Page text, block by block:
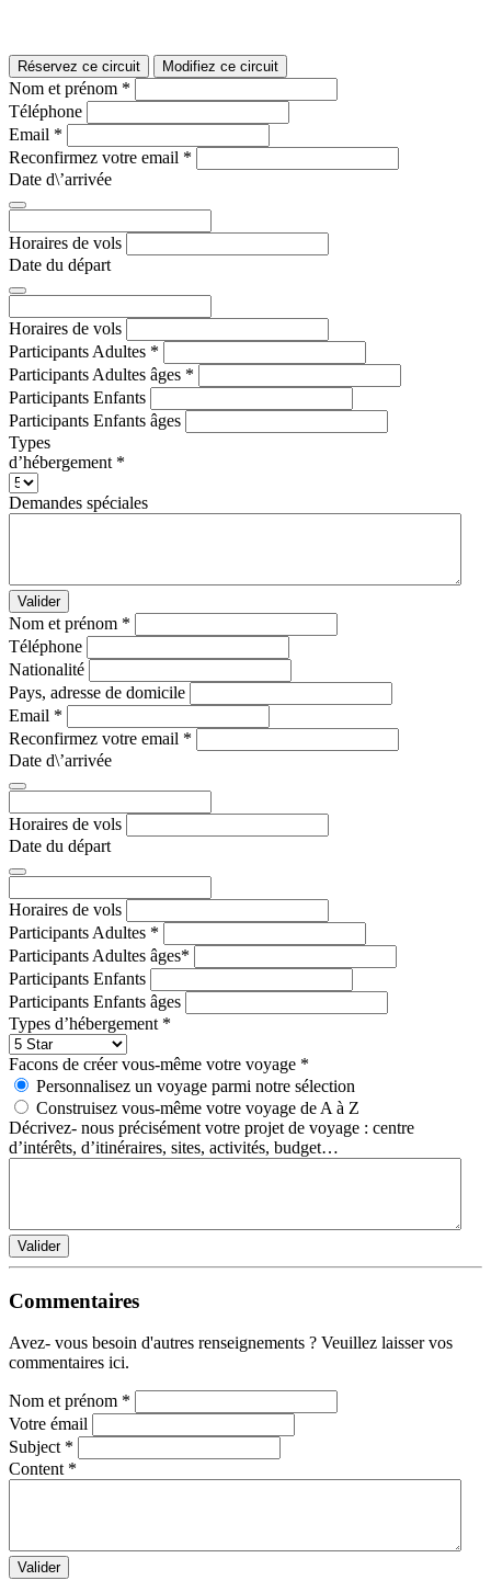
Réservez ce circuit Modifiez ce circuit
Nom et prénom *
Téléphone
Email *
Reconfirmez votre email *
Date d\’arrivée
Horaires de vols
Date du départ
Horaires de vols
Participants Adultes *
Participants Adultes âges *
Participants Enfants
Participants Enfants âges
Types
d’hébergement *
Demandes spéciales
Valider
Nom et prénom *
Téléphone
Nationalité
Pays, adresse de domicile
Email *
Reconfirmez votre email *
Date d\’arrivée
Horaires de vols
Date du départ
Horaires de vols
Participants Adultes *
Participants Adultes âges*
Participants Enfants
Participants Enfants âges
Types d’hébergement *
Facons de créer vous-même votre voyage *
Personnalisez un voyage parmi notre sélection
Construisez vous-même votre voyage de A à Z
Décrivez- nous précisément votre projet de voyage : centre
d’intérêts, d’itinéraires, sites, activités, budget…
Valider
Commentaires
Avez- vous besoin d'autres renseignements ? Veuillez laisser vos
commentaires ici.
Nom et prénom *
Votre émail
Subject *
Content *
Valider